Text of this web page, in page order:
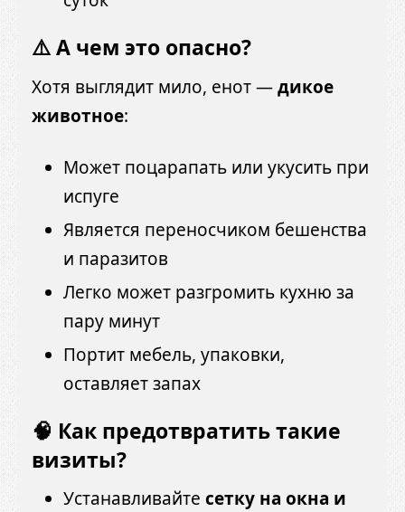
⚠️ А чем это опасно?
Хотя выглядит мило, енот —дикое
животное:
Может поцарапать или укусить при
испуге
Является переносчиком бешенства
и паразитов
Легко может разгромить кухню за
пару минут
Портит мебель, упаковки,
оставляет запах
🧠 Как предотвратить такие
визиты?
Устанавливайте сетку на окна и